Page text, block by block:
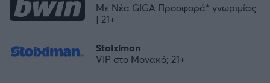
Με Νέα GIGA Προσφορά* γνωριμίας
| 21+
Stoiximan
VIP στο Μονακό; 21+